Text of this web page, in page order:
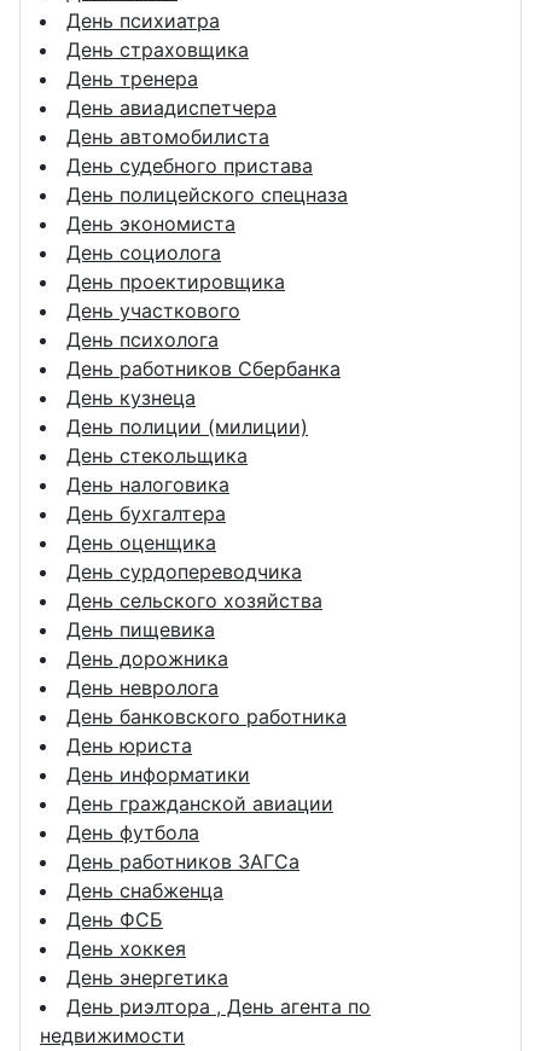
День психиатра
День страховщика
День тренера
День авиадиспетчера
День автомобилиста
День судебного пристава
День полицейского спецназа
День экономиста
День социолога
День проектировщика
День участкового
День психолога
День работников Сбербанка
День кузнеца
День полиции (милиции)
День стекольщика
День налоговика
День бухгалтера
День оценщика
День сурдопереводчика
День сельского хозяйства
День пищевика
День дорожника
День невролога
День банковского работника
День юриста
День информатики
День гражданской авиации
День футбола
День работников ЗАГСа
День снабженца
День ФСБ
День хоккея
День энергетика
День риэлтора , День агента по
недвижимости